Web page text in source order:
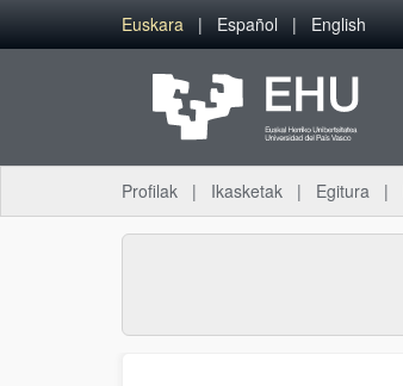
Eduki nagusira joan
Euskara Español English
Profilak Ikasketak Egitura